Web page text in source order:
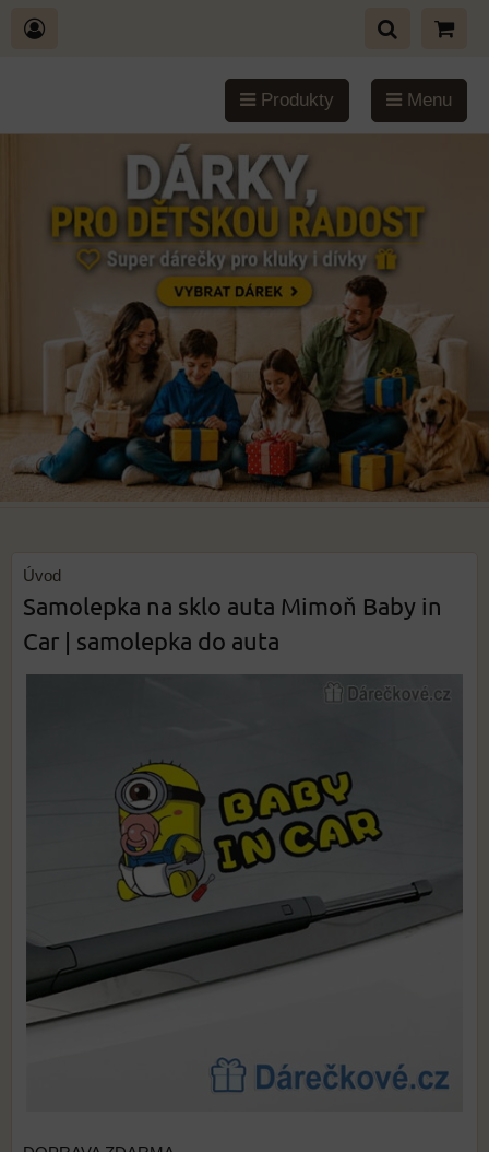
Produkty Menu
Úvod
Samolepka na sklo auta Mimoň Baby in
Car | samolepka do auta